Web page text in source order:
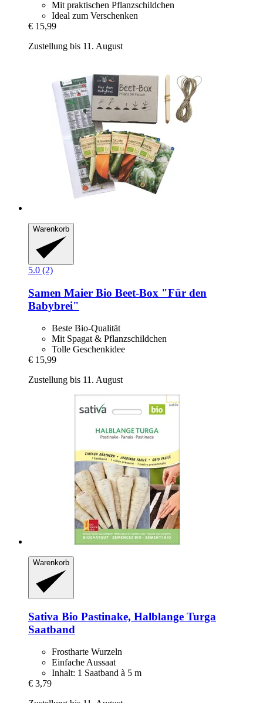
Mit praktischen Pflanzschildchen
Ideal zum Verschenken
€ 15,99
Zustellung bis 11. August
Warenkorb
5.0 (2)
Samen Maier Bio Beet-​Box "Für den
Babybrei"
Beste Bio-Qualität
Mit Spagat & Pflanzschildchen
Tolle Geschenkidee
€ 15,99
Zustellung bis 11. August
Warenkorb
Sativa Bio Pastinake, Halblange Turga
Saatband
Frostharte Wurzeln
Einfache Aussaat
Inhalt: 1 Saatband à 5 m
€ 3,79